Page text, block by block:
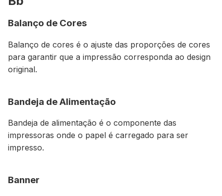
Balanço de Cores
Balanço de cores é o ajuste das proporções de cores
para garantir que a impressão corresponda ao design
original.
Bandeja de Alimentação
Bandeja de alimentação é o componente das
impressoras onde o papel é carregado para ser
impresso.
Banner